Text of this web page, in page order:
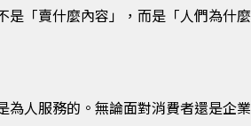
是「賣什麼內容」，而是「人們為什麼
為人服務的。無論面對消費者還是企業